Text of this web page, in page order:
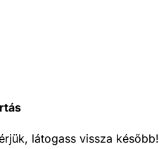
látogass vissza később!